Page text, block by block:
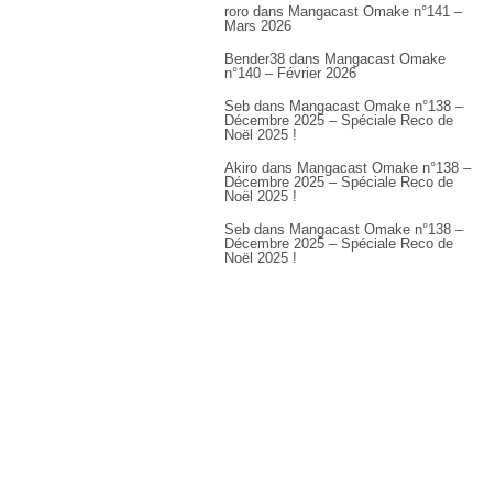
roro dans Mangacast Omake n°141 –
Mars 2026
Bender38 dans Mangacast Omake
n°140 – Février 2026
Seb dans Mangacast Omake n°138 –
Décembre 2025 – Spéciale Reco de
Noël 2025 !
Akiro dans Mangacast Omake n°138 –
Décembre 2025 – Spéciale Reco de
Noël 2025 !
Seb dans Mangacast Omake n°138 –
Décembre 2025 – Spéciale Reco de
Noël 2025 !